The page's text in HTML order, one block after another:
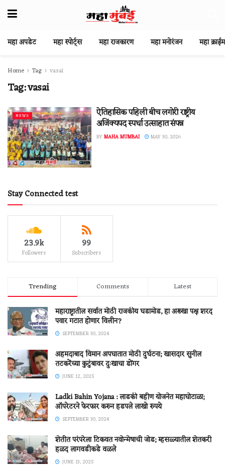
महा अपडेट महा स्पोर्ट्स महा राजकारण महा मनोरंजन महा क्राईम
Home Tag vasai
Tag:vasai
NEWS ऐतिहासिक पहिली बीच लगोरी राष्ट्रीय
अजिंक्यपद स्पर्धा उत्साहात संपन्न
BYMAHA MUMBAI MAY 30, 2026
Stay Connected test
23.9k
Followers
99
Subscribers
Trending Comments Latest
महाराष्ट्रातील सर्वात मोठी राजकीय घडामोड, हा अख्खा पक्ष शरद
पवार गटात होणार विलीन?
SEPTEMBER 30, 2024
अहमदाबाद विमान अपघातात मोठी दुर्घटना; खासदार सुनील
तटकरेंच्या कुटुंबावर दुःखाचा डोंगर
JUNE 12, 2025
Ladki Bahin Yojana : लाडकी बहीण योजनेत महाघोटाळा;
ऑपरेटरने फेरफार करुन हडपले लाखो रुपये
SEPTEMBER 30, 2024
शेतीत परंपरेला टिकवत नवोन्मेषाची जोड; म्हसळ्यातील शेतकरी
हळद लागवडीकडे वळले
JUNE 13, 2025